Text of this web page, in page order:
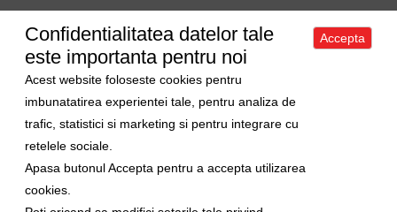
Acasa|Despre noi|Apartamente|Case/Vile Terenuri|Spatii
comerciale|Trimite oferta ta|Contact
Politica de confidentialitate
|Politica de cookies
Curs valutar
1 Euro = 5.2489 RON
Ne gasiti si pe
Confidentialitatea datelor tale
este importanta pentru noi
Acest website foloseste cookies pentru
imbunatatirea experientei tale, pentru analiza de
trafic, statistici si marketing si pentru integrare cu
retelele sociale.
Apasa butonul Accepta pentru a accepta utilizarea
cookies.
Accepta